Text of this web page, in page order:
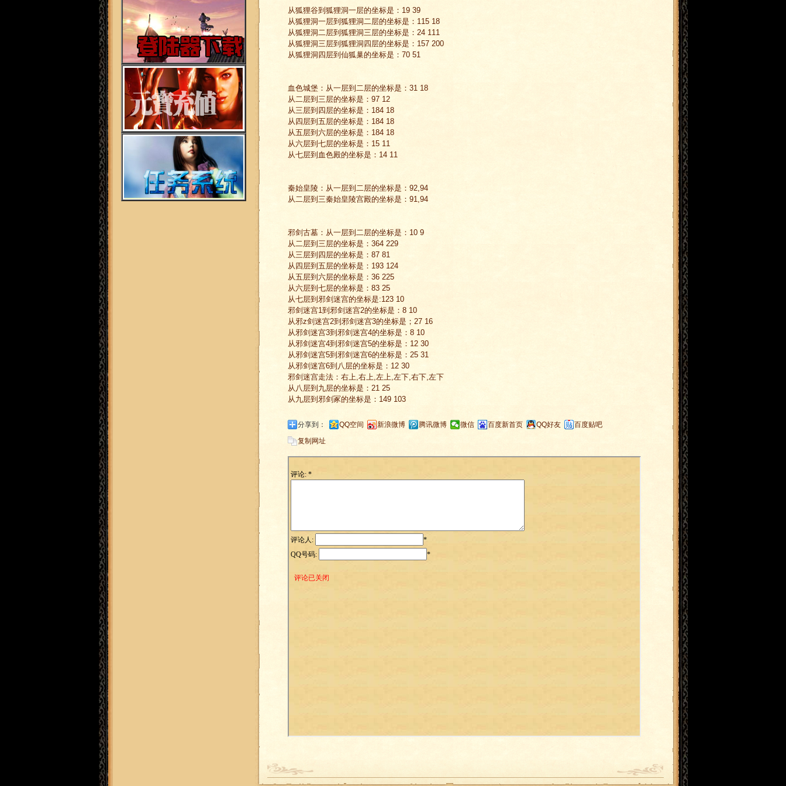
从狐狸谷到狐狸洞一层的坐标是：19 39
从狐狸洞一层到狐狸洞二层的坐标是：115 18
从狐狸洞二层到狐狸洞三层的坐标是：24 111
从狐狸洞三层到狐狸洞四层的坐标是：157 200
从狐狸洞四层到仙狐巢的坐标是：70 51
血色城堡：从一层到二层的坐标是：31 18
从二层到三层的坐标是：97 12
从三层到四层的坐标是：184 18
从四层到五层的坐标是：184 18
从五层到六层的坐标是：184 18
从六层到七层的坐标是：15 11
从七层到血色殿的坐标是：14 11
秦始皇陵：从一层到二层的坐标是：92,94
从二层到三秦始皇陵宫殿的坐标是：91,94
邪剑古墓：从一层到二层的坐标是：10 9
从二层到三层的坐标是：364 229
从三层到四层的坐标是：87 81
从四层到五层的坐标是：193 124
从五层到六层的坐标是：36 225
从六层到七层的坐标是：83 25
从七层到邪剑迷宫的坐标是:123 10
邪剑迷宫1到邪剑迷宫2的坐标是：8 10
从邪z剑迷宫2到邪剑迷宫3的坐标是；27 16
从邪剑迷宫3到邪剑迷宫4的坐标是：8 10
从邪剑迷宫4到邪剑迷宫5的坐标是：12 30
从邪剑迷宫5到邪剑迷宫6的坐标是：25 31
从邪剑迷宫6到八层的坐标是：12 30
邪剑迷宫走法：右上,右上,左上,左下,右下,左下
从八层到九层的坐标是：21 25
从九层到邪剑冢的坐标是：149 103
分享到： QQ空间 新浪微博 腾讯微博 微信 百度新首页 QQ好友
百度贴吧
复制网址